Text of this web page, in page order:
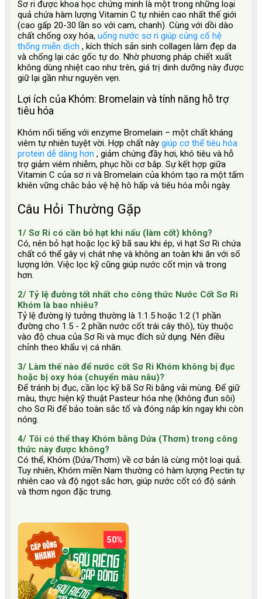
Sơ ri được khoa học chứng minh là một trong những loại
quả chứa hàm lượng Vitamin C tự nhiên cao nhất thế giới
(cao gấp 20-30 lần so với cam, chanh). Cùng với dồi dào
chất chống oxy hóa, uống nước sơ ri giúp củng cố hệ
thống miễn dịch , kích thích sản sinh collagen làm đẹp da
và chống lại các gốc tự do. Nhờ phương pháp chiết xuất
không dùng nhiệt cao như trên, giá trị dinh dưỡng này được
giữ lại gần như nguyên vẹn.
Lợi ích của Khóm: Bromelain và tính năng hỗ trợ
tiêu hóa
Khóm nổi tiếng với enzyme Bromelain – một chất kháng
viêm tự nhiên tuyệt vời. Hợp chất này giúp cơ thể tiêu hóa
protein dễ dàng hơn , giảm chứng đầy hơi, khó tiêu và hỗ
trợ giảm viêm nhiễm, phục hồi cơ bắp. Sự kết hợp giữa
Vitamin C của sơ ri và Bromelain của khóm tạo ra một tấm
khiên vững chắc bảo vệ hệ hô hấp và tiêu hóa mỗi ngày.
Câu Hỏi Thường Gặp
1/ Sơ Ri có cần bỏ hạt khi nấu (làm cốt) không?
Có, nên bỏ hạt hoặc lọc kỹ bã sau khi ép, vì hạt Sơ Ri chứa
chất có thể gây vị chát nhẹ và không an toàn khi ăn với số
lượng lớn. Việc lọc kỹ cũng giúp nước cốt mịn và trong
hơn.
2/ Tỷ lệ đường tốt nhất cho công thức Nước Cốt Sơ Ri
Khóm là bao nhiêu?
Tỷ lệ đường lý tưởng thường là 1:1.5 hoặc 1:2 (1 phần
đường cho 1.5 - 2 phần nước cốt trái cây thô), tùy thuộc
vào độ chua của Sơ Ri và mục đích sử dụng. Nên điều
chỉnh theo khẩu vị cá nhân.
3/ Làm thế nào để nước cốt Sơ Ri Khóm không bị đục
hoặc bị oxy hóa (chuyển màu nâu)?
Để tránh bị đục, cần lọc kỹ bã Sơ Ri bằng vải mùng. Để giữ
màu, thực hiện kỹ thuật Pasteur hóa nhẹ (không đun sôi)
cho Sơ Ri để bảo toàn sắc tố và đóng nắp kín ngay khi còn
nóng.
4/ Tôi có thể thay Khóm bằng Dứa (Thơm) trong công
thức này được không?
Có thể, Khóm (Dứa/Thơm) về cơ bản là cùng một loại quả.
Tuy nhiên, Khóm miền Nam thường có hàm lượng Pectin tự
nhiên cao và độ ngọt sắc hơn, giúp nước cốt có độ sánh
và thơm ngon đặc trưng.
50%